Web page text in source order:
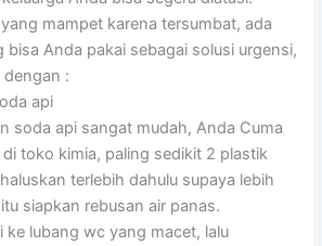
mampet karena tersumbat, ada
bisa Anda pakai sebagai solusi urgensi,
dengan :
api
soda api sangat mudah, Anda Cuma
toko kimia, paling sedikit 2 plastik
terlebih dahulu supaya lebih
siapkan rebusan air panas.
ke lubang wc yang macet, lalu